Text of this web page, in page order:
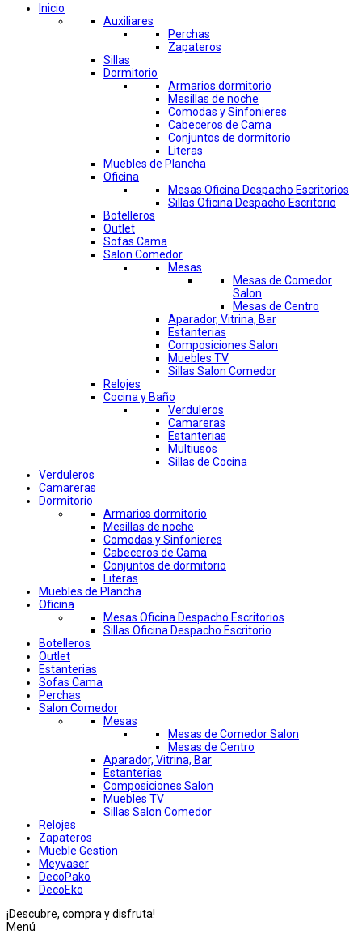
Inicio
Auxiliares
Perchas
Zapateros
Sillas
Dormitorio
Armarios dormitorio
Mesillas de noche
Comodas y Sinfonieres
Cabeceros de Cama
Conjuntos de dormitorio
Literas
Muebles de Plancha
Oficina
Mesas Oficina Despacho Escritorios
Sillas Oficina Despacho Escritorio
Botelleros
Outlet
Sofas Cama
Salon Comedor
Mesas
Mesas de Comedor
Salon
Mesas de Centro
Aparador, Vitrina, Bar
Estanterias
Composiciones Salon
Muebles TV
Sillas Salon Comedor
Relojes
Cocina y Baño
Verduleros
Camareras
Estanterias
Multiusos
Sillas de Cocina
Verduleros
Camareras
Dormitorio
Armarios dormitorio
Mesillas de noche
Comodas y Sinfonieres
Cabeceros de Cama
Conjuntos de dormitorio
Literas
Muebles de Plancha
Oficina
Mesas Oficina Despacho Escritorios
Sillas Oficina Despacho Escritorio
Botelleros
Outlet
Estanterias
Sofas Cama
Perchas
Salon Comedor
Mesas
Mesas de Comedor Salon
Mesas de Centro
Aparador, Vitrina, Bar
Estanterias
Composiciones Salon
Muebles TV
Sillas Salon Comedor
Relojes
Zapateros
Mueble Gestion
Meyvaser
DecoPako
DecoEko
¡Descubre, compra y disfruta!
Menú